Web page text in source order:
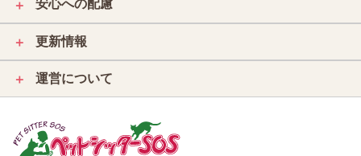
＋ 安心への配慮
＋ 更新情報
＋ 運営について